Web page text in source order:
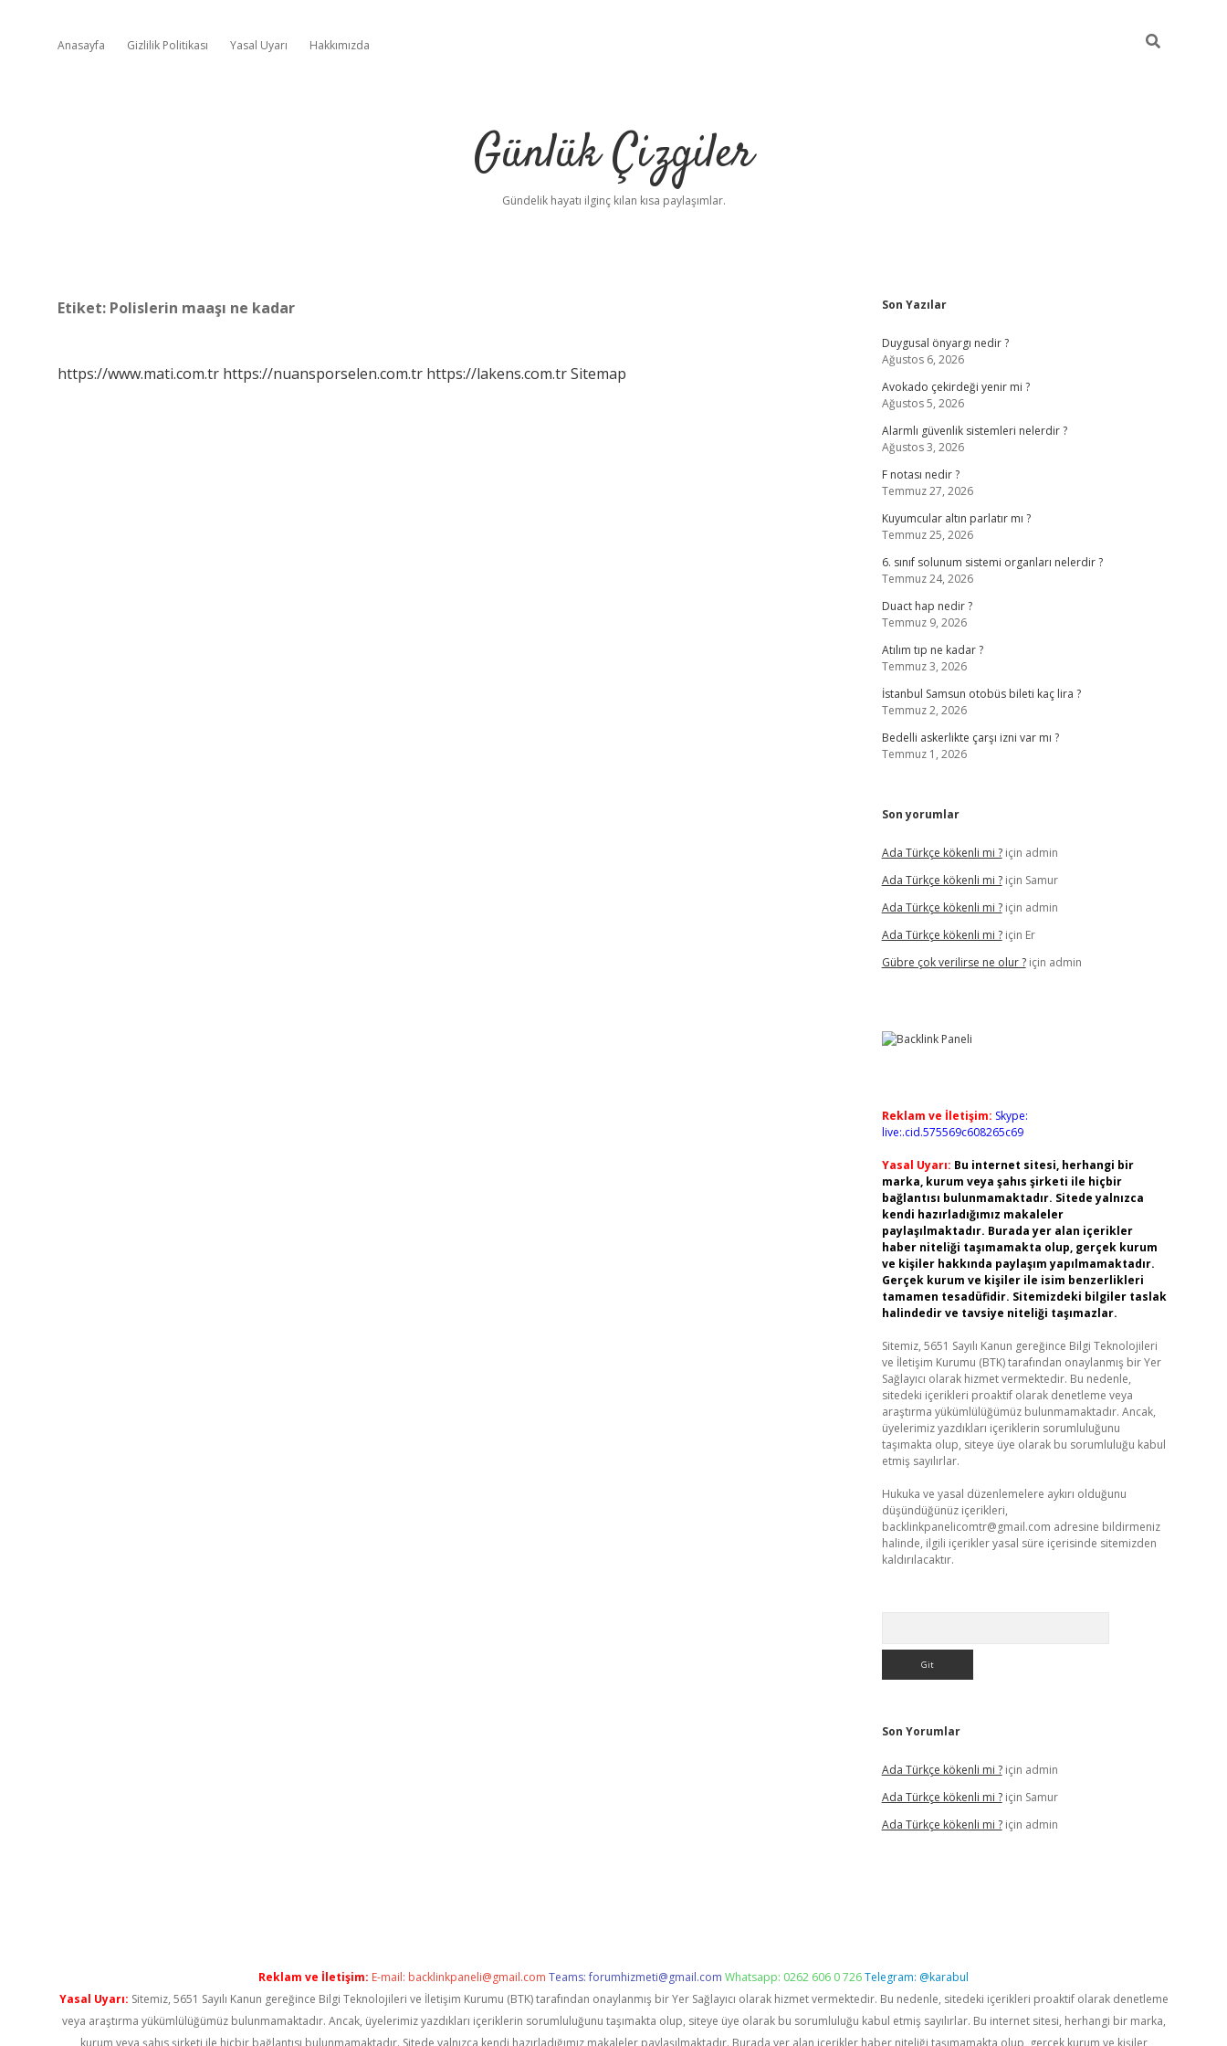
Anasayfa Gizlilik Politikası Yasal Uyarı Hakkımızda
Günlük Çizgiler
Gündelik hayatı ilginç kılan kısa paylaşımlar.
Etiket: Polislerin maaşı ne kadar
https://www.mati.com.tr https://nuansporselen.com.tr https://lakens.com.trSitemap
Sidebar
Son Yazılar
Duygusal önyargı nedir ?
Ağustos 6, 2026
Avokado çekirdeği yenir mi ?
Ağustos 5, 2026
Alarmlı güvenlik sistemleri nelerdir ?
Ağustos 3, 2026
F notası nedir ?
Temmuz 27, 2026
Kuyumcular altın parlatır mı ?
Temmuz 25, 2026
6. sınıf solunum sistemi organları nelerdir ?
Temmuz 24, 2026
Duact hap nedir ?
Temmuz 9, 2026
Atılım tıp ne kadar ?
Temmuz 3, 2026
İstanbul Samsun otobüs bileti kaç lira ?
Temmuz 2, 2026
Bedelli askerlikte çarşı izni var mı ?
Temmuz 1, 2026
Son yorumlar
Ada Türkçe kökenli mi ?için admin
Ada Türkçe kökenli mi ?için Samur
Ada Türkçe kökenli mi ?için admin
Ada Türkçe kökenli mi ?için Er
Gübre çok verilirse ne olur ?için admin
Reklam ve İletişim: Skype:
live:.cid.575569c608265c69
Yasal Uyarı: Bu internet sitesi, herhangi bir
marka, kurum veya şahıs şirketi ile hiçbir
bağlantısı bulunmamaktadır. Sitede yalnızca
kendi hazırladığımız makaleler
paylaşılmaktadır. Burada yer alan içerikler
haber niteliği taşımamakta olup, gerçek kurum
ve kişiler hakkında paylaşım yapılmamaktadır.
Gerçek kurum ve kişiler ile isim benzerlikleri
tamamen tesadüfidir. Sitemizdeki bilgiler taslak
halindedir ve tavsiye niteliği taşımazlar.
Sitemiz, 5651 Sayılı Kanun gereğince Bilgi Teknolojileri
ve İletişim Kurumu (BTK) tarafından onaylanmış bir Yer
Sağlayıcı olarak hizmet vermektedir. Bu nedenle,
sitedeki içerikleri proaktif olarak denetleme veya
araştırma yükümlülüğümüz bulunmamaktadır. Ancak,
üyelerimiz yazdıkları içeriklerin sorumluluğunu
taşımakta olup, siteye üye olarak bu sorumluluğu kabul
etmiş sayılırlar.
Hukuka ve yasal düzenlemelere aykırı olduğunu
düşündüğünüz içerikleri,
backlinkpanelicomtr@gmail.com adresine bildirmeniz
halinde, ilgili içerikler yasal süre içerisinde sitemizden
kaldırılacaktır.
Son Yorumlar
Ada Türkçe kökenli mi ?için admin
Ada Türkçe kökenli mi ?için Samur
Ada Türkçe kökenli mi ?için admin
Reklam ve İletişim: E-mail: backlinkpaneli@gmail.com Teams:forumhizmeti@gmail.com Whatsapp: 0262 606 0 726Telegram: @karabul
Yasal Uyarı: Sitemiz, 5651 Sayılı Kanun gereğince Bilgi Teknolojileri ve İletişim Kurumu (BTK) tarafından onaylanmış bir Yer Sağlayıcı olarak hizmet vermektedir. Bu nedenle, sitedeki içerikleri proaktif olarak denetleme
veya araştırma yükümlülüğümüz bulunmamaktadır. Ancak, üyelerimiz yazdıkları içeriklerin sorumluluğunu taşımakta olup, siteye üye olarak bu sorumluluğu kabul etmiş sayılırlar. Bu internet sitesi, herhangi bir marka,
kurum veya şahıs şirketi ile hiçbir bağlantısı bulunmamaktadır. Sitede yalnızca kendi hazırladığımız makaleler paylaşılmaktadır. Burada yer alan içerikler haber niteliği taşımamakta olup, gerçek kurum ve kişiler